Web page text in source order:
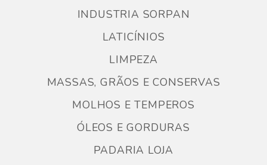
INDUSTRIA SORPAN
LATICÍNIOS
LIMPEZA
MASSAS, GRÃOS E CONSERVAS
MOLHOS E TEMPEROS
ÓLEOS E GORDURAS
PADARIA LOJA